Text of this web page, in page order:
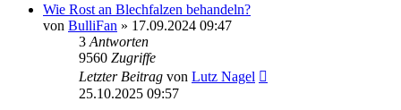
Wie Rost an Blechfalzen behandeln?
von BulliFan » 17.09.2024 09:47
3 Antworten
9560 Zugriffe
Letzter Beitrag von Lutz Nagel
25.10.2025 09:57